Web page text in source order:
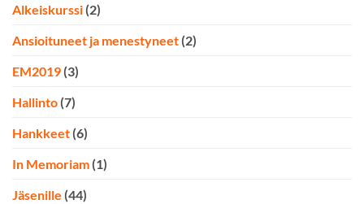
Alkeiskurssi (2)
Ansioituneet ja menestyneet (2)
EM2019 (3)
Hallinto (7)
Hankkeet (6)
In Memoriam (1)
Jäsenille (44)